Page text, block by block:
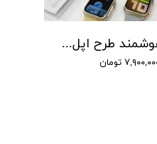
ساعت هوشمند طرح اپل واچ اولترا مدل Z55 Ultra
تومان